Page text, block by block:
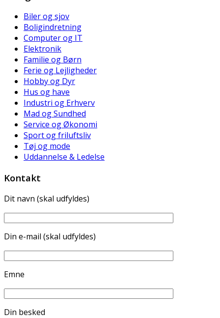
Biler og sjov
Boligindretning
Computer og IT
Elektronik
Familie og Børn
Ferie og Lejligheder
Hobby og Dyr
Hus og have
Industri og Erhverv
Mad og Sundhed
Service og Økonomi
Sport og friluftsliv
Tøj og mode
Uddannelse & Ledelse
Kontakt
Dit navn (skal udfyldes)
Din e-mail (skal udfyldes)
Emne
Din besked